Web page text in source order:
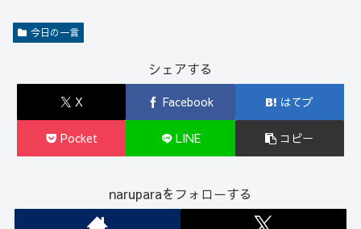
今日の一言
シェアする
X Facebook はてブ
Pocket LINE コピー
naruparaをフォローする